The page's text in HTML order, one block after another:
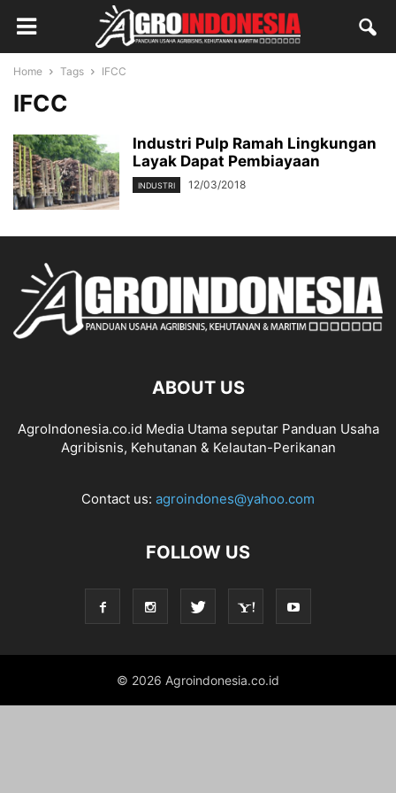
Home Tags IFCC
IFCC
Industri Pulp Ramah Lingkungan
Layak Dapat Pembiayaan
INDUSTRI 12/03/2018
ABOUT US
AgroIndonesia.co.id Media Utama seputar Panduan Usaha
Agribisnis, Kehutanan & Kelautan-Perikanan
Contact us: agroindones@yahoo.com
FOLLOW US
© 2026 Agroindonesia.co.id